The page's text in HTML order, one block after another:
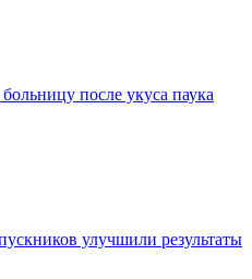
после укуса паука
улучшили результаты